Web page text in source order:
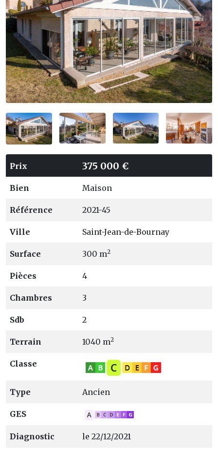
Prix 375 000 €
Bien Maison
Référence 2021-45
Ville Saint-Jean-de-Bournay
Surface 300 m2
Pièces 4
Chambres 3
Sdb 2
Terrain 1040 m2
Classe
Type Ancien
GES
Diagnostic le 22/12/2021